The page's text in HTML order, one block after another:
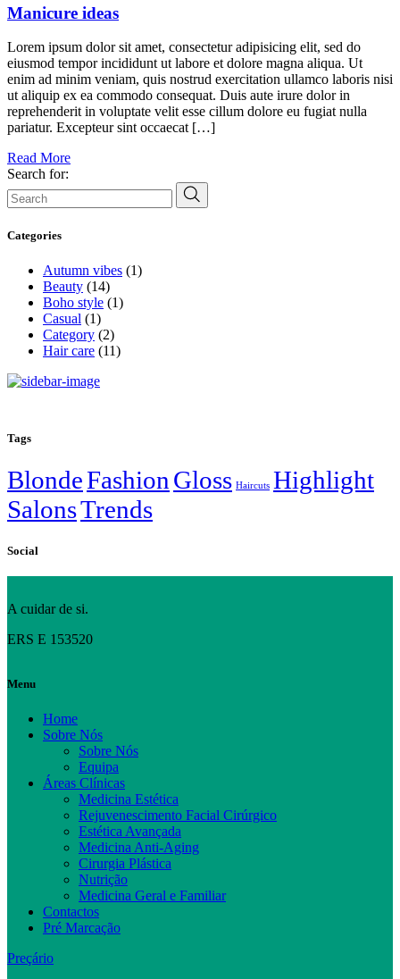
Manicure ideas
Lorem ipsum dolor sit amet, consectetur adipisicing elit, sed do
eiusmod tempor incididunt ut labore et dolore magna aliqua. Ut
enim ad minim veniam, quis nostrud exercitation ullamco laboris nisi
ut aliquip ex ea commodo consequat. Duis aute irure dolor in
reprehenderit in voluptate velit esse cillum dolore eu fugiat nulla
pariatur. Excepteur sint occaecat […]
Read More
Search for:
Categories
Autumn vibes (1)
Beauty (14)
Boho style (1)
Casual (1)
Category (2)
Hair care (11)
Tags
BlondeFashion Gloss Haircuts Highlight
SalonsTrends
Social
A cuidar de si.
ERS E 153520
Menu
Home
Sobre Nós
Sobre Nós
Equipa
Áreas Clínicas
Medicina Estética
Rejuvenescimento Facial Cirúrgico
Estética Avançada
Medicina Anti-Aging
Cirurgia Plástica
Nutrição
Medicina Geral e Familiar
Contactos
Pré Marcação
Preçário